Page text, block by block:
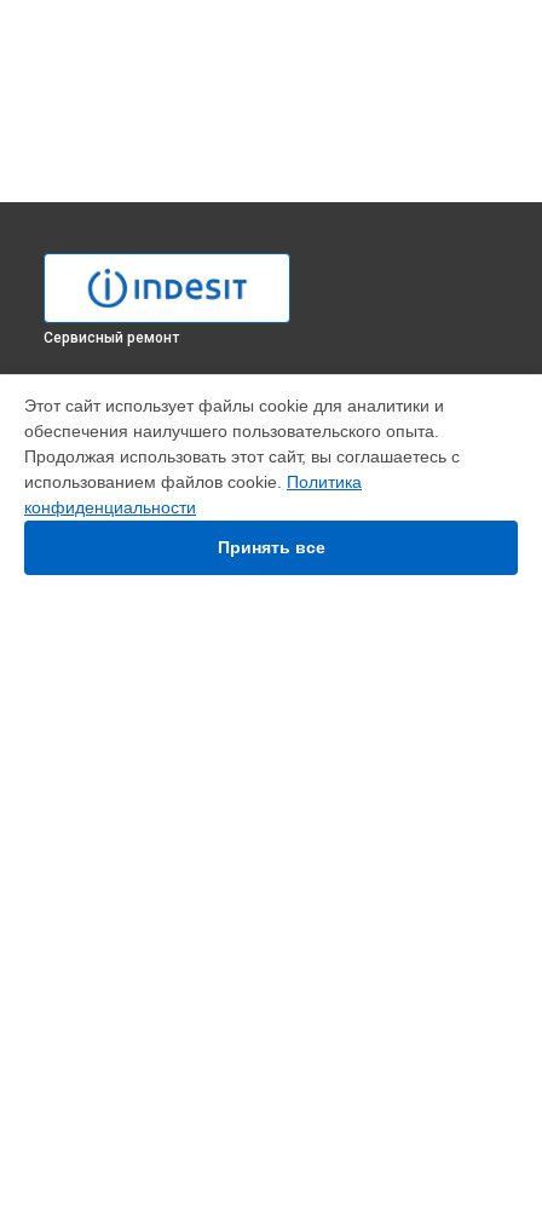
Сервисный ремонт
Варочная панель
Духовой шкаф
Кухонная плита
Микроволновая печь
Этот сайт использует файлы cookie для аналитики и
обеспечения наилучшего пользовательского опыта.
Продолжая использовать этот сайт, вы соглашаетесь с
использованием файлов cookie. Политика
конфиденциальности
Принять все